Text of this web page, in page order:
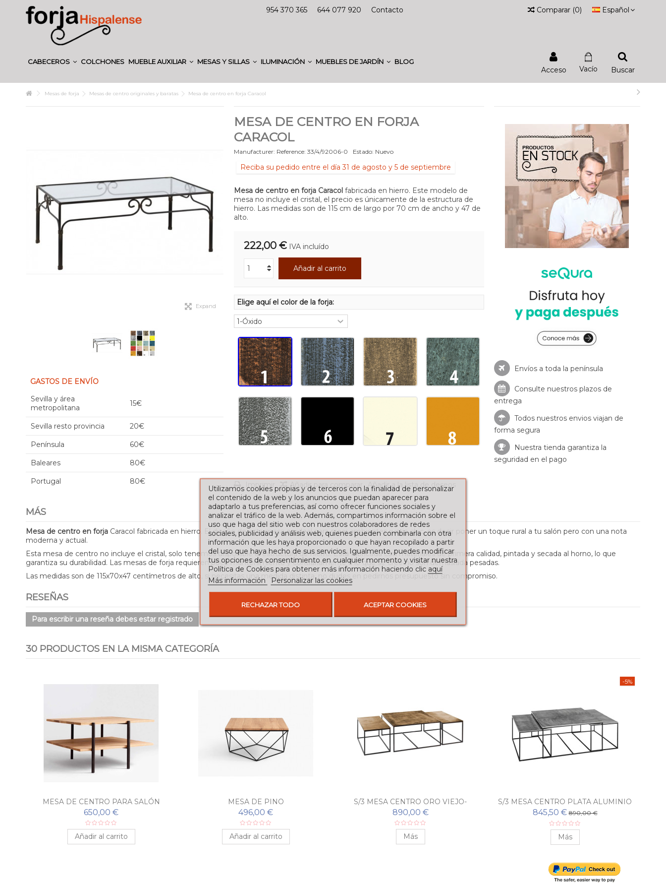
954 370 365 644 077 920 Contacto Español
Comparar (0)
CABECEROS COLCHONES MUEBLE AUXILIAR MESAS Y SILLAS ILUMINACIÓN MUEBLES DE JARDÍN BLOG
Buscar
Vacío
Acceso
Mesas de forja Mesas de centro originales y baratas Mesa de centro en forja Caracol
Expand
GASTOS DE ENVÍO
Sevilla y área
metropolitana
15€
Sevilla resto provincia 20€
Península 60€
Baleares 80€
Portugal 80€
MESA DE CENTRO EN FORJA
CARACOL
Manufacturer: Reference: 33/4/92006-0 Estado: Nuevo
Reciba su pedido entre el día 31 de agosto y 5 de septiembre
Mesa de centro en forja Caracolfabricada en hierro. Este modelo de
mesa no incluye el cristal, el precio es únicamente de la estructura de
hierro. Las medidas son de 115 cm de largo por 70 cm de ancho y 47 de
alto.
222,00 € IVA incluído
Añadir al carrito
Elige aquí el color de la forja:
Imprimir Añadir para comparar Añadir a la lista de deseos
Envíos a toda la península
Consulte nuestros plazos de
entrega
Todos nuestros envios viajan de
forma segura
Nuestra tienda garantiza la
seguridad en el pago
MÁS
Mesa de centro en forja Caracol fabricada en hierro. El diseño de esta mesa es ideal para crear ambientes rustic chic, es decir poner un toque rural a tu salón pero con una nota
moderna y actual.
Esta mesa de centro no incluye el cristal, solo tenemos disponible la estructura de hierro. Está fabricada con materiales de primera calidad, pintada y secada al horno, lo que
garantiza su durabilidad. Las mesas de forja requieren poco mantenimiento y contrariamente a lo que se cree no son demasiada pesadas.
Las medidas son de 115x70x47 centímetros de alto, si necesitas una medida distinta, no dudes en pedirnos presupuesto sin compromiso.
RESEÑAS
Para escribir una reseña debes estar registrado
30 PRODUCTOS EN LA MISMA CATEGORÍA
MESA DE CENTRO PARA SALÓN
INDUSTRIAL
650,00 €
Añadir al carrito
MESA DE PINO
496,00 €
Añadir al carrito
S/3 MESA CENTRO ORO VIEJO-
NEGRO
890,00 €
Más
-5%
S/3 MESA CENTRO PLATA ALUMINIO
845,50 €890,00 €
Más
Utilizamos cookies propias y de terceros con la finalidad de personalizar
el contenido de la web y los anuncios que puedan aparecer para
adaptarlo a tus preferencias, así como ofrecer funciones sociales y
analizar el tráfico de la web. Además, compartimos información sobre el
uso que haga del sitio web con nuestros colaboradores de redes
sociales, publicidad y análisis web, quienes pueden combinarla con otra
información que les haya proporcionado o que hayan recopilado a partir
del uso que haya hecho de sus servicios. Igualmente, puedes modificar
tus opciones de consentimiento en cualquier momento y visitar nuestra
Política de Cookies para obtener más información haciendo clic aquí
Más información
Personalizar las cookies
RECHAZAR TODO ACEPTAR COOKIES